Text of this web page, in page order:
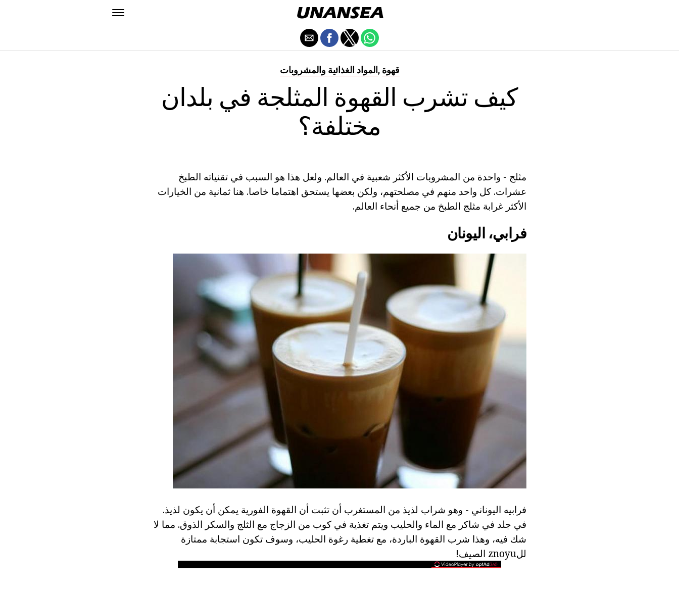
المواد الغذائية والمشروبات , قهوة
كيف تشرب القهوة المثلجة في بلدان
مختلفة؟
مثلج - واحدة من المشروبات الأكثر شعبية في العالم. ولعل هذا هو السبب في تقنياته الطبخ
عشرات. كل واحد منهم في مصلحتهم، ولكن بعضها يستحق اهتماما خاصا. هنا ثمانية من الخيارات
الأكثر غرابة مثلج الطبخ من جميع أنحاء العالم.
فرابي، اليونان
فرابيه اليوناني - وهو شراب لذيذ من المستغرب أن تثبت أن القهوة الفورية يمكن أن يكون لذيذ.
في جلد في شاكر مع الماء والحليب ويتم تغذية في كوب من الزجاج مع الثلج والسكر الذوق. مما لا
شك فيه، وهذا شرب القهوة الباردة، مع تغطية رغوة الحليب، وسوف تكون استجابة ممتازة
للznoyu الصيف!